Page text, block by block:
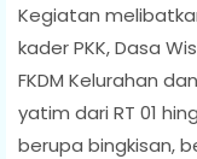
Kegiatan
kader PKK, Dasa
FKDM Kelurahan
yatim dari RT 01
berupa bingkisan,